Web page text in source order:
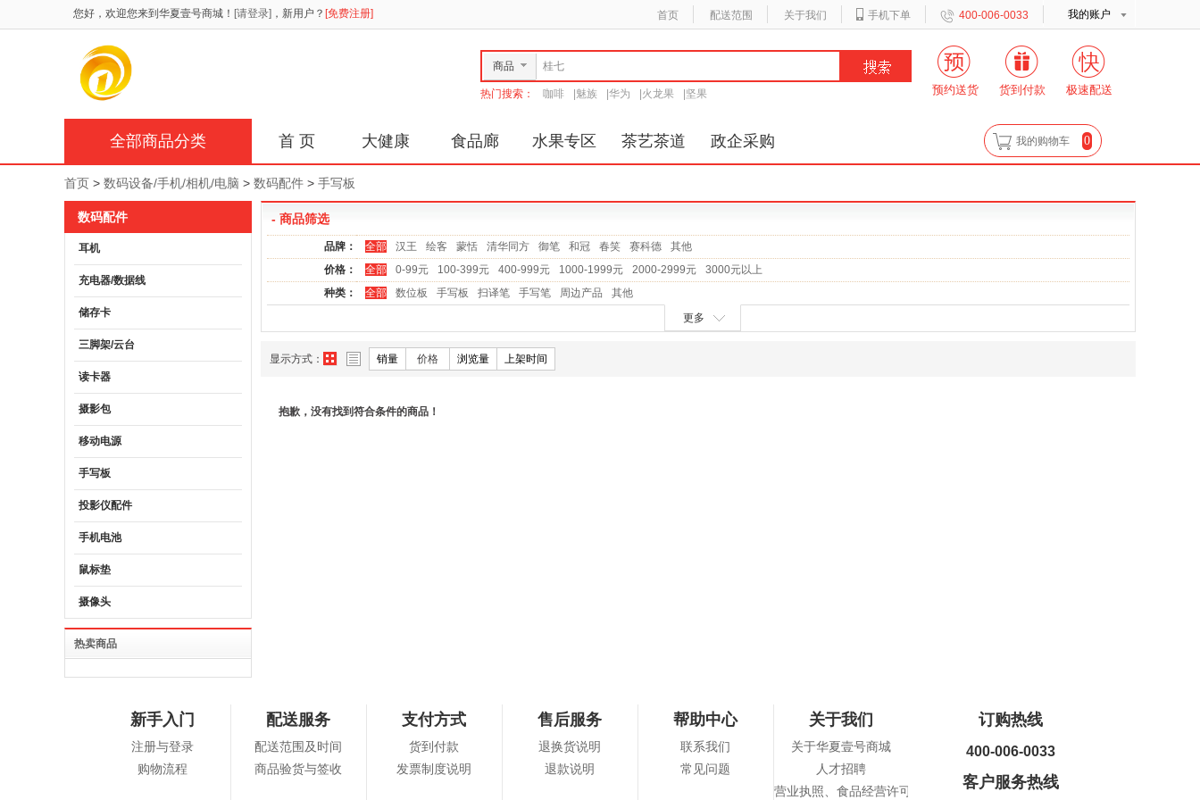
您好，欢迎您来到华夏壹号商城！ [请登录] ，新用户？ [免费注册] 我的账户
首页 配送范围 关于我们 手机下单 400-006-0033
商品
热门搜索： 咖啡 魅族 华为 火龙果 坚果 预约送货 货到付款 极速配送
全部商品分类 首 页 大健康 食品廊 水果专区 茶艺茶道 政企采购 我的购物车 0
首页 > 数码设备/手机/相机/电脑 > 数码配件 > 手写板
- 商品筛选
品牌： 全部 汉王 绘客 蒙恬 清华同方 御笔 和冠 春笑 赛科德
其他
价格：
全部 0-99元 100-399元 400-999元 1000-1999元 2000-2999元
3000元以上
种类：
全部 数位板 手写板 扫译笔 手写笔 周边产品
其他
更多
显示方式： 销量 价格 浏览量 上架时间
抱歉，没有找到符合条件的商品！
数码配件
耳机
充电器/数据线
储存卡
三脚架/云台
读卡器
摄影包
移动电源
手写板
投影仪配件
手机电池
鼠标垫
摄像头
热卖商品
新手入门
注册与登录
购物流程
配送服务
配送范围及时间
商品验货与签收
支付方式
货到付款
发票制度说明
售后服务
退换货说明
退款说明
帮助中心
联系我们
常见问题
关于我们
关于华夏壹号商城
人才招聘
营业执照、食品经营许可证查询
订购热线
400-006-0033
客户服务热线